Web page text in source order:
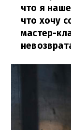
что я
что хочу
мастер-